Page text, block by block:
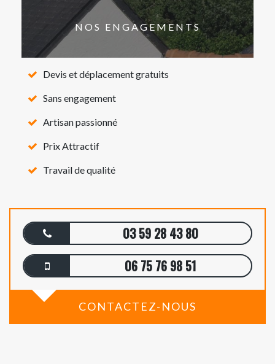
NOS ENGAGEMENTS
Devis et déplacement gratuits
Sans engagement
Artisan passionné
Prix Attractif
Travail de qualité
03 59 28 43 80
06 75 76 98 51
CONTACTEZ-NOUS